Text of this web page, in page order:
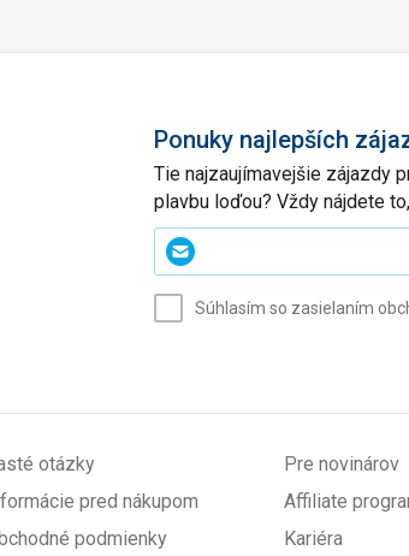
Ponuky najlepších
Tie najzaujímavejšie zájazdy
plavbu loďou? Vždy nájdete
Zadajte
svoj
Súhlasím so zasielaním
otázky
pred nákupom
podmienky
Pre novinárov
Affiliate
Kariéra